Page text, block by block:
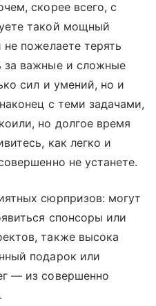
скорее всего, с
такой мощный
пожелаете терять
за важные и сложные
сил и умений, но и
с теми задачами,
но долгое время
как легко и
не устанете.
сюрпризов: могут
спонсоры или
также высока
подарок или
— из совершенно